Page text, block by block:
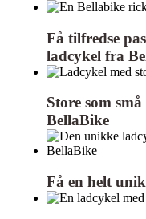
Få tilfredse
ladcykel fra
Store som
BellaBike
Få en helt